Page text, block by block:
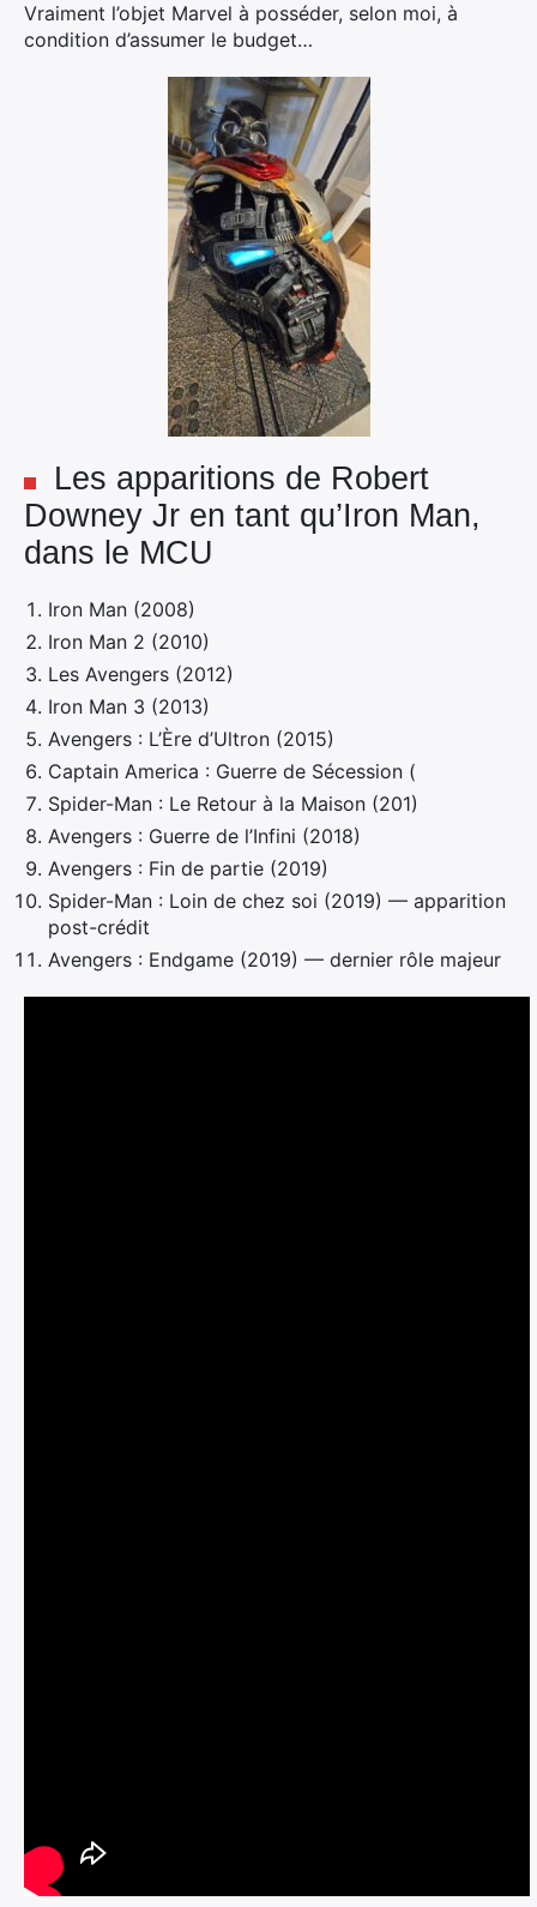
Vraiment l’objet Marvel à posséder, selon moi, à
condition d’assumer le budget…
Les apparitions de Robert
Downey Jr en tant qu’Iron Man,
dans le MCU
Iron Man (2008)
Iron Man 2 (2010)
Les Avengers (2012)
Iron Man 3 (2013)
Avengers : L’Ère d’Ultron (2015)
Captain America : Guerre de Sécession (
Spider-Man : Le Retour à la Maison (201)
Avengers : Guerre de l’Infini (2018)
Avengers : Fin de partie (2019)
Spider-Man : Loin de chez soi (2019) — apparition
post-crédit
Avengers : Endgame (2019) — dernier rôle majeur